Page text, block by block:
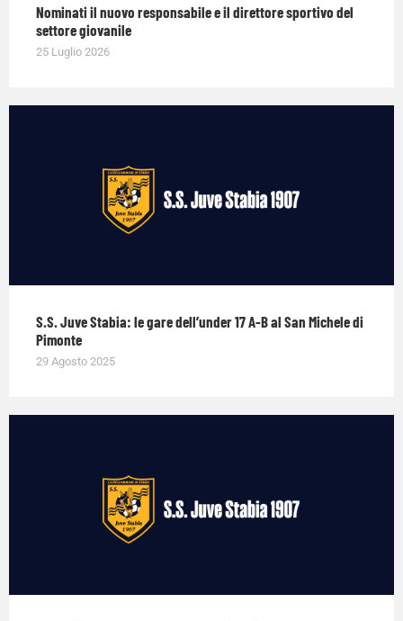
Nominati il nuovo responsabile e il direttore sportivo del
settore giovanile
25 Luglio 2026
S.S. Juve Stabia: le gare dell’under 17 A-B al San Michele di
Pimonte
29 Agosto 2025